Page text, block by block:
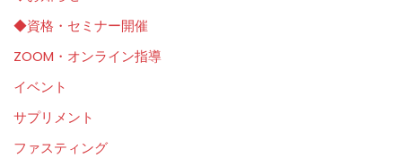
◆資格・セミナー開催
ZOOM・オンライン指導
イベント
サプリメント
ファスティング